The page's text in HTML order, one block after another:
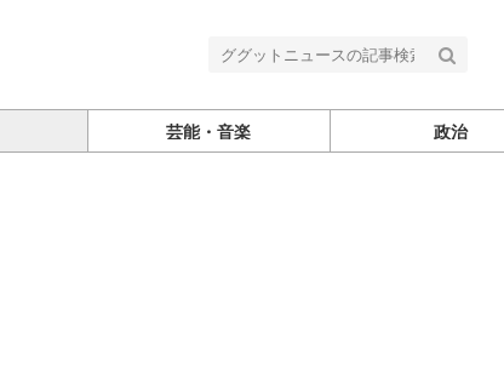
芸能・音楽 政治